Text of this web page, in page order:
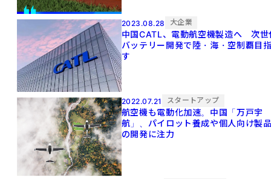
2023.08.28 大企業
中国CATL、電動航空機製造へ 次世
バッテリー開発で陸・海・空制覇目
す
2022.07.21 スタートアップ
航空機も電動化加速。中国「万戸宇
航」、パイロット養成や個人向け製
の開発に注力